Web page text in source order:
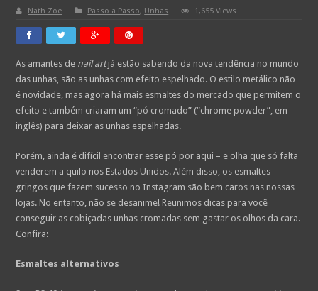
Nath Zoe Passo a Passo, Unhas 1,655 Views
As amantes de nail artjá estão sabendo da nova tendência no mundo
das unhas, são as unhas com efeito espelhado. O estilo metálico não
é novidade, mas agora há mais esmaltes do mercado que permitem o
efeito e também criaram um “pó cromado” (“chrome powder”, em
inglês) para deixar as unhas espelhadas.
Porém, ainda é difícil encontrar esse pó por aqui – e olha que só falta
venderem a quilo nos Estados Unidos. Além disso, os esmaltes
gringos que fazem sucesso no Instagram são bem caros nas nossas
lojas. No entanto, não se desanime! Reunimos dicas para você
conseguir as cobiçadas unhas cromadas sem gastar os olhos da cara.
Confira:
Esmaltes alternativos